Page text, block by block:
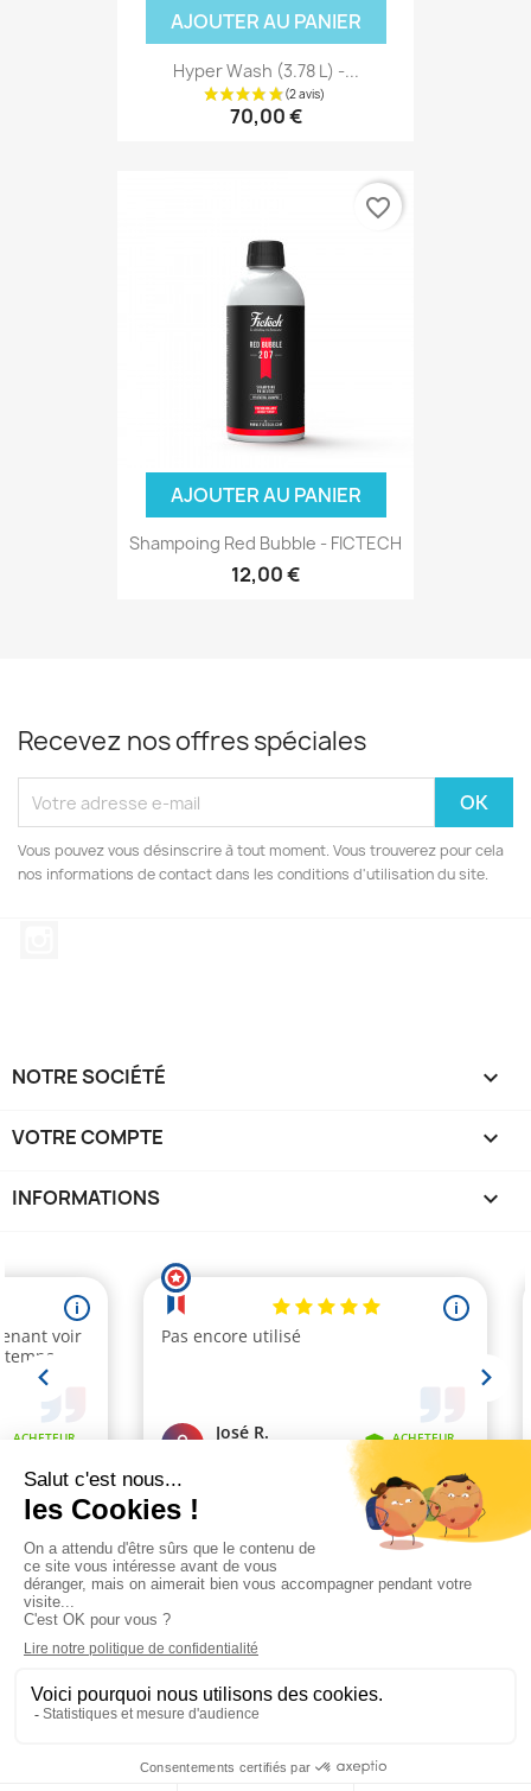
AJOUTER AU PANIER
Hyper Wash (3.78 L) -...
70,00 €
AJOUTER AU PANIER
Shampoing Red Bubble - FICTECH
12,00 €
favorite_border
Recevez nos offres spéciales
Vous pouvez vous désinscrire à tout moment. Vous trouverez pour cela
nos informations de contact dans les conditions d'utilisation du site.
NOTRE SOCIÉTÉ 
VOTRE COMPTE 
INFORMATIONS keyboard_arrow_down
Marchand approuvé par la Société des Avis Garantis,cliquez ici pour
vérifier.
Paiement sécurisé
Livraison 48h à 72h